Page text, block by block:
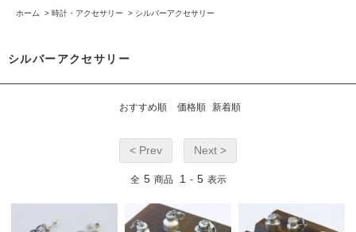
ホーム > 時計・アクセサリー > シルバーアクセサリー
シルバーアクセサリー
おすすめ順 価格順 新着順
< Prev Next >
全 5 商品 1 - 5 表示